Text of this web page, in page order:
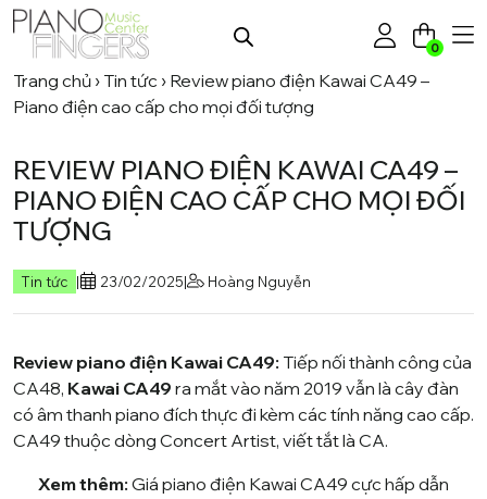
0
Trang chủ › Tin tức › Review piano điện Kawai CA49 –
Piano điện cao cấp cho mọi đối tượng
REVIEW PIANO ĐIỆN KAWAI CA49 –
PIANO ĐIỆN CAO CẤP CHO MỌI ĐỐI
TƯỢNG
Tin tức | 23/02/2025| Hoàng Nguyễn
Review piano điện Kawai CA49: Tiếp nối thành công của
CA48, Kawai CA49 ra mắt vào năm 2019 vẫn là cây đàn
có âm thanh piano đích thực đi kèm các tính năng cao cấp.
CA49 thuộc dòng Concert Artist, viết tắt là CA.
Xem thêm: Giá piano điện Kawai CA49 cực hấp dẫn